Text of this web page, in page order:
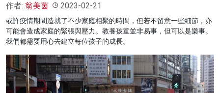
作者: 翁美茵 2023-02-21
或許疫情期間造就了不少家庭相聚的時間，但若不留意一些細節，亦
可能會造成家庭的緊張與壓力。教養孩童並非易事，但可以是樂事。
我們都需要用心去建立每位孩子的成長。